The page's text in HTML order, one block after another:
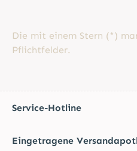
Die mit einem Stern (*)
Pflichtfelder.
Service-Hotline
Eingetragene